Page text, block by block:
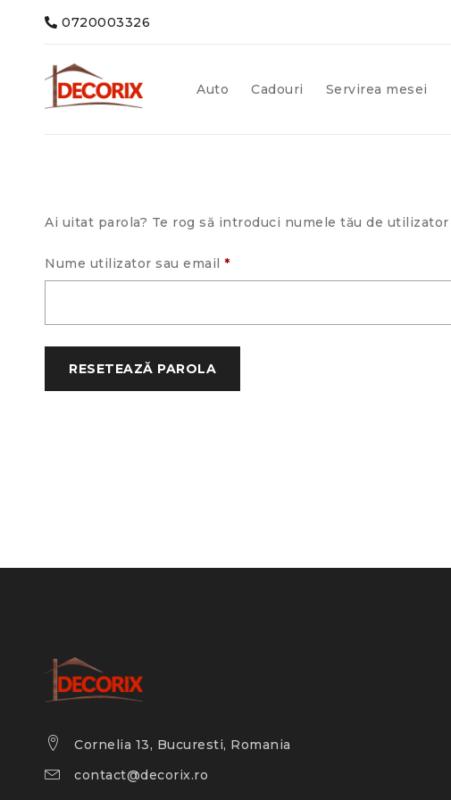
0720003326
Auto Cadouri Servirea mesei
Ai uitat parola? Te rog să introduci numele tău de
Nume utilizator sau email *
RESETEAZĂ PAROLA
Cornelia 13, Bucuresti, Romania
contact@decorix.ro